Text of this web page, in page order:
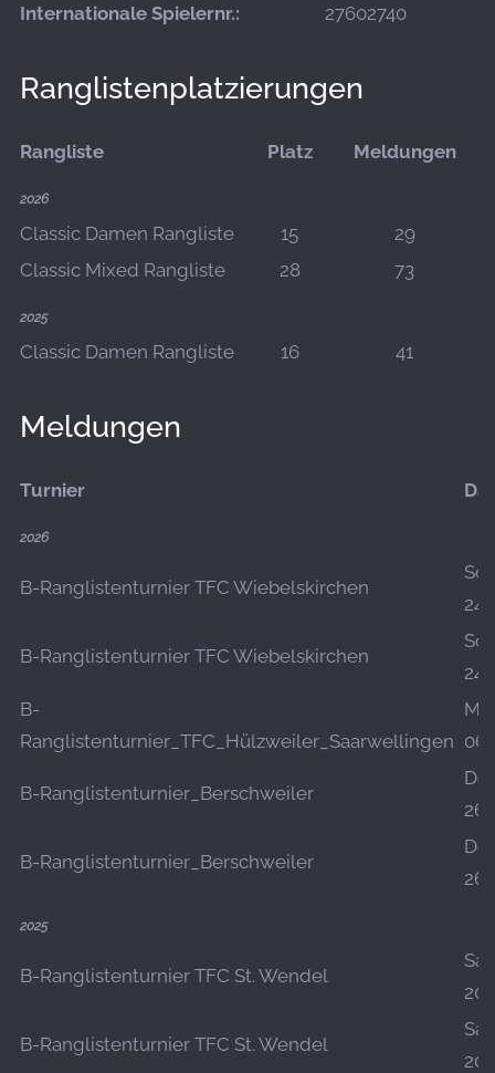
Internationale Spielernr.:
27602740
Ranglistenplatzierungen
Rangliste Platz Meldungen
2026
Classic Damen Rangliste 15
29
Classic Mixed Rangliste
28 73
2025
Classic Damen Rangliste 16 41
Meldungen
Turnier
2026
B-Ranglistenturnier TFC Wiebelskirchen
So.,
B-Ranglistenturnier TFC Wiebelskirchen
So.,
B-
Ranglistenturnier_TFC_Hülzweiler_Saarwellingen
B-Ranglistenturnier_Berschweiler
Do.,
B-Ranglistenturnier_Berschweiler
Do.,
2025
B-Ranglistenturnier TFC St. Wendel
Sa.,
B-Ranglistenturnier TFC St. Wendel
Sa.,